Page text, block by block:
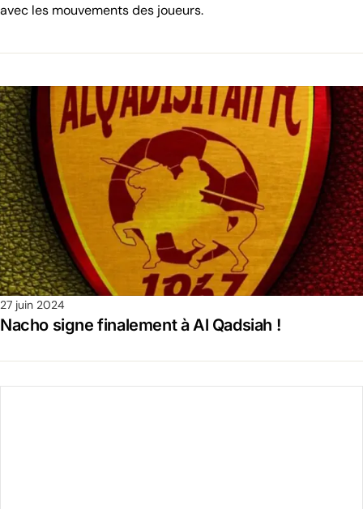
avec les mouvements des joueurs.
27 juin 2024
Nacho signe finalement à Al Qadsiah !